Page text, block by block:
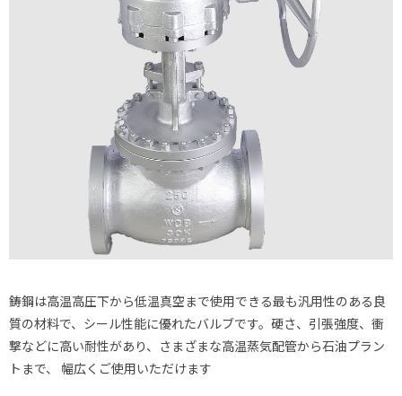
鋳鋼は高温高圧下から低温真空まで使用できる最も汎用性のある良
質の材料で、シール性能に優れたバルブです。硬さ、引張強度、衝
撃などに高い耐性があり、さまざまな高温蒸気配管から石油プラン
トまで、 幅広くご使用いただけます